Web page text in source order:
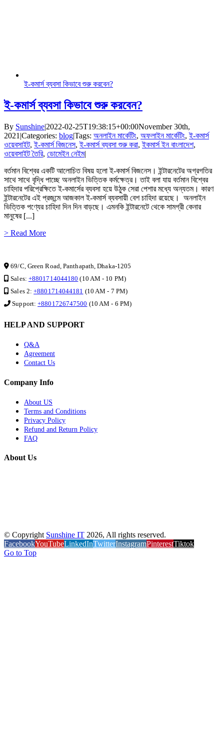
ই-কমার্স ব্যবসা কিভাবে শুরু করবেন?
ই-কমার্স ব্যবসা কিভাবে শুরু করবেন?
By Sunshine|2022-02-25T19:38:15+00:00November 30th,
2021 |Categories: blog|Tags: অনলাইন মার্কেটিং, অফলাইন মার্কেটিং,ই-কমার্স
ওয়েবসাইট,ই-কমার্স বিজনেস,ই-কমার্স ব্যবসা শুরু করা,ইকমার্স ইন বাংলাদেশ,
ওয়েবসাইট তৈরি, ডোমেইন নেইম|
বর্তমান বিশ্বের একটি আলোচিত বিষয় হলো ই-কমার্স বিজনেস। ইন্টারনেটের অগ্রগতির
সাথে সাথে বৃদ্ধি পাচ্ছে অনলাইন ভিত্তিক কর্মক্ষেত্র। তাই বলা যায় বর্তমান বিশ্বের
চাহিদার পরিপ্রেক্ষিতে ই-কমার্সের ব্যবসা হয়ে উঠুক সেরা পেশার মধ্যে অন্যতম। কারণ
ইন্টারনেটের এই প্রজন্মে আজকাল ই-কমার্স ব্যবসায়ী বেশ চাহিদা রয়েছে। অনলাইন
ভিত্তিক পণ্যের চাহিদা দিন দিন বাড়ছে। এমনকি ইন্টারনেটে থেকে সামগ্রী কেনার
মানুষের [...]
> Read More
69/C, Green Road, Panthapath, Dhaka-1205
Sales: +8801714044180 (10 AM - 10 PM)
Sales 2:+8801714044181 (10 AM - 7 PM)
Support:+8801726747500 (10 AM - 6 PM)
HELP AND SUPPORT
Q&A
Agreement
Contact Us
Company Info
About US
Terms and Conditions
Privacy Policy
Refund and Return Policy
FAQ
About Us
© Copyright Sunshine IT 2026, All rights reserved.
FacebookYouTubeLinkedInTwitterInstagramPinterestTiktok
Go to Top